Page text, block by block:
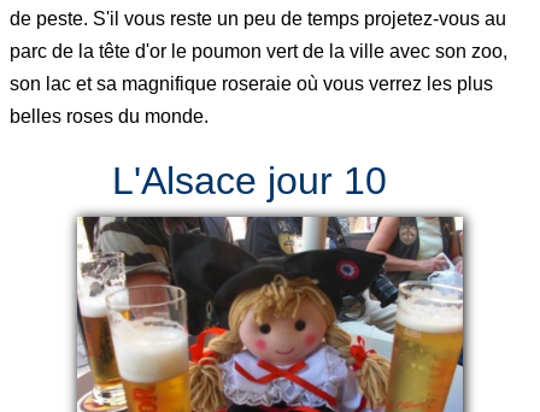
de peste. S'il vous reste un peu de temps projetez-vous au
parc de la tête d'or le poumon vert de la ville avec son zoo,
son lac et sa magnifique roseraie où vous verrez les plus
belles roses du monde.
L'Alsace jour 10